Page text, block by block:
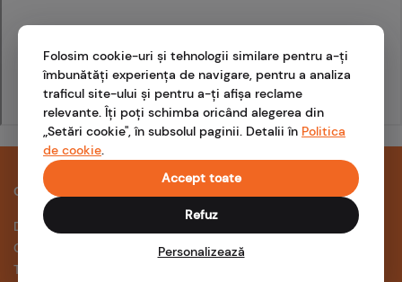
COMPANIE
Despre noi
Cariere
Termeni și condiții
Ghidul prosumatorului
Folosim cookie-uri și tehnologii similare pentru a-ți
îmbunătăți experiența de navigare, pentru a analiza
traficul site-ului și pentru a-ți afișa reclame
relevante. Îți poți schimba oricând alegerea din
„Setări cookie", în subsolul paginii. Detalii în Politica
de cookie.
Accept toate
Refuz
Personalizează